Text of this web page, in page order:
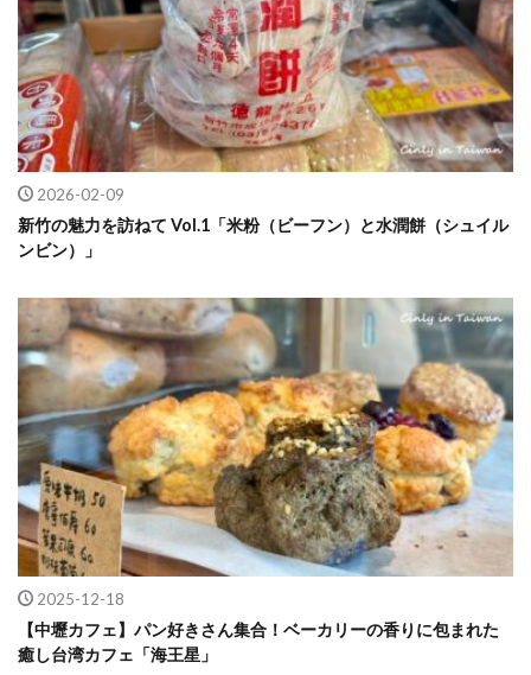
2026-02-09
新竹の魅力を訪ねて Vol.1「米粉（ビーフン）と水潤餅（シュイル
ンビン）」
2025-12-18
【中壢カフェ】パン好きさん集合！ベーカリーの香りに包まれた
癒し台湾カフェ「海王星」